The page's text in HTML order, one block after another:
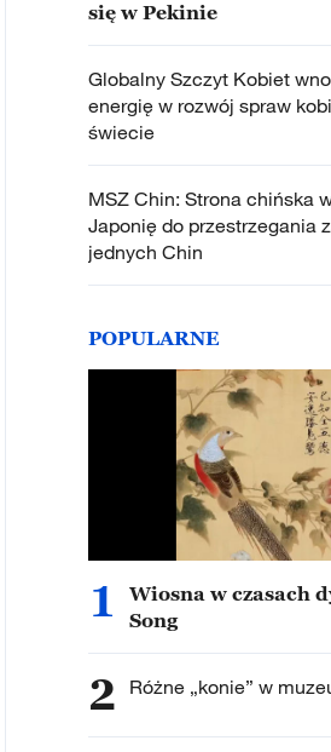
się w Pekinie
Globalny Szczyt Kobiet
energię w rozwój spraw
świecie
MSZ Chin: Strona chińska
Japonię do przestrzegania
jednych Chin
POPULARNE
1
Wiosna w czasach
Song
2 Różne „konie” w